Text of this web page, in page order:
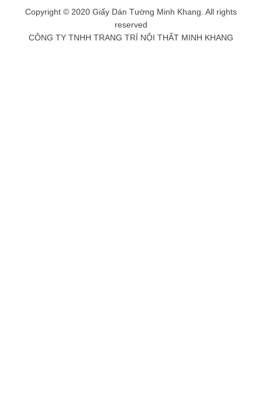
Copyright © 2020 Giấy Dán Tường Minh Khang. All rights
reserved
CÔNG TY TNHH TRANG TRÍ NỘI THẤT MINH KHANG